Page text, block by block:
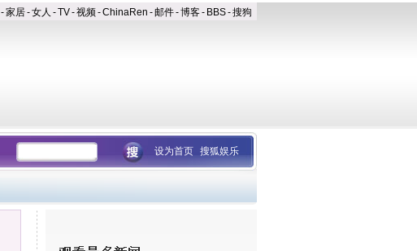
-家居-女人 -TV-视频-ChinaRen -邮件-博客- BBS-搜狗
设为首页 搜狐娱乐